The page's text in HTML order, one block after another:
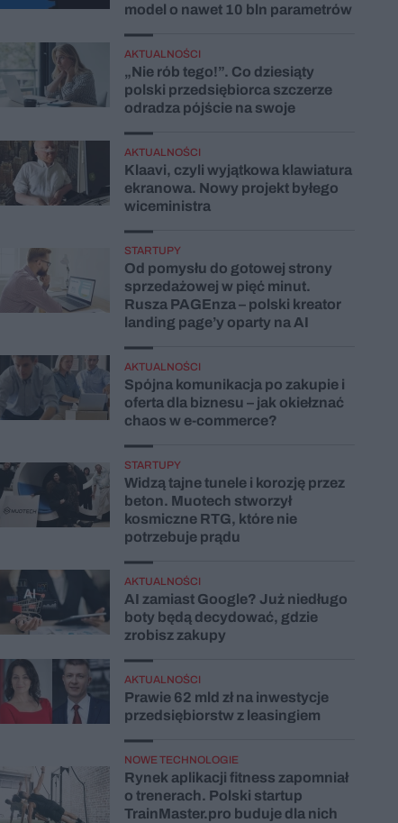
model o nawet 10 bln parametrów
AKTUALNOŚCI
„Nie rób tego!”. Co dziesiąty
polski przedsiębiorca szczerze
odradza pójście na swoje
AKTUALNOŚCI
Klaavi, czyli wyjątkowa klawiatura
ekranowa. Nowy projekt byłego
wiceministra
STARTUPY
Od pomysłu do gotowej strony
sprzedażowej w pięć minut.
Rusza PAGEnza – polski kreator
landing page’y oparty na AI
AKTUALNOŚCI
Spójna komunikacja po zakupie i
oferta dla biznesu – jak okiełznać
chaos w e-commerce?
STARTUPY
Widzą tajne tunele i korozję przez
beton. Muotech stworzył
kosmiczne RTG, które nie
potrzebuje prądu
AKTUALNOŚCI
AI zamiast Google? Już niedługo
boty będą decydować, gdzie
zrobisz zakupy
AKTUALNOŚCI
Prawie 62 mld zł na inwestycje
przedsiębiorstw z leasingiem
NOWE TECHNOLOGIE
Rynek aplikacji fitness zapomniał
o trenerach. Polski startup
TrainMaster.pro buduje dla nich